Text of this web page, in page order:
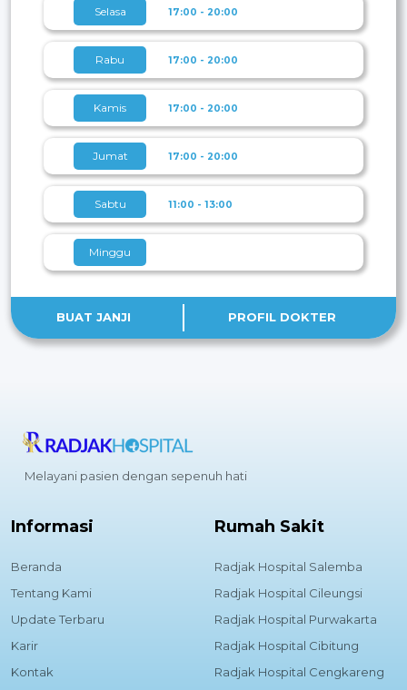
Selasa 17:00 - 20:00
Rabu 17:00 - 20:00
Kamis 17:00 - 20:00
Jumat 17:00 - 20:00
Sabtu 11:00 - 13:00
Minggu
BUAT JANJI PROFIL DOKTER
Melayani pasien dengan sepenuh hati
Informasi
Beranda
Tentang Kami
Update Terbaru
Karir
Kontak
Rumah Sakit
Radjak Hospital Salemba
Radjak Hospital Cileungsi
Radjak Hospital Purwakarta
Radjak Hospital Cibitung
Radjak Hospital Cengkareng